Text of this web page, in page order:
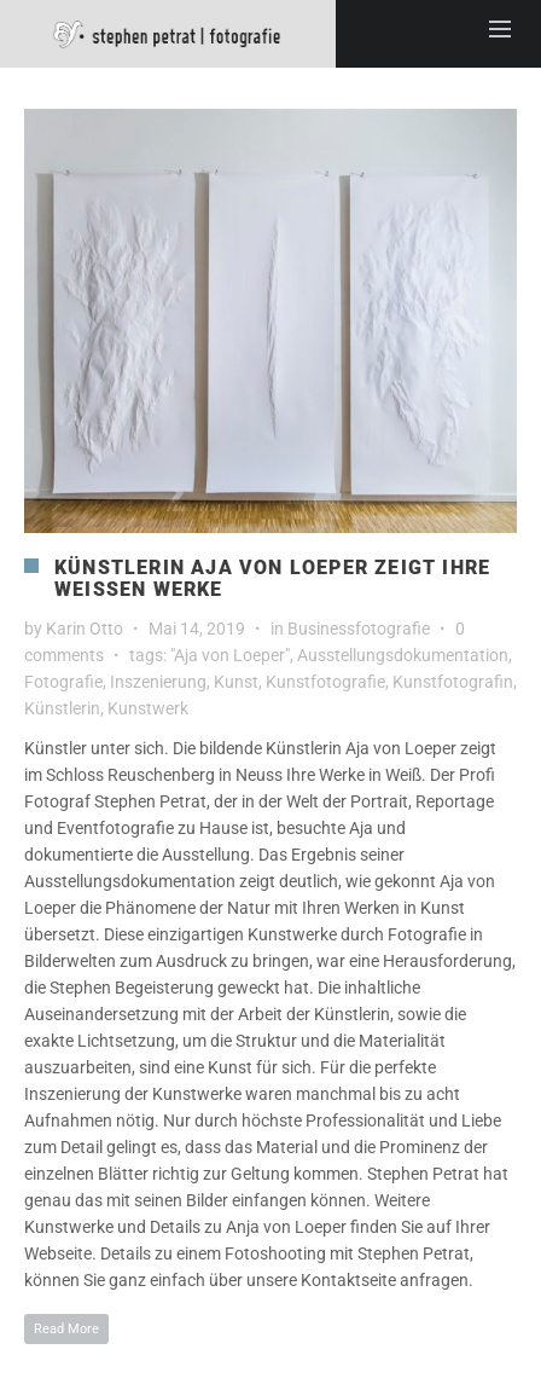
KÜNSTLERIN AJA VON LOEPER ZEIGT IHRE
WEISSEN WERKE
by Karin Otto Mai 14, 2019 in Businessfotografie
0
comments
tags: "Aja von Loeper", Ausstellungsdokumentation,
Fotografie, Inszenierung, Kunst, Kunstfotografie, Kunstfotografin,
Künstlerin, Kunstwerk
Künstler unter sich. Die bildende Künstlerin Aja von Loeper zeigt
im Schloss Reuschenberg in Neuss Ihre Werke in Weiß. Der Profi
Fotograf Stephen Petrat, der in der Welt der Portrait, Reportage
und Eventfotografie zu Hause ist, besuchte Aja und
dokumentierte die Ausstellung. Das Ergebnis seiner
Ausstellungsdokumentation zeigt deutlich, wie gekonnt Aja von
Loeper die Phänomene der Natur mit Ihren Werken in Kunst
übersetzt. Diese einzigartigen Kunstwerke durch Fotografie in
Bilderwelten zum Ausdruck zu bringen, war eine Herausforderung,
die Stephen Begeisterung geweckt hat. Die inhaltliche
Auseinandersetzung mit der Arbeit der Künstlerin, sowie die
exakte Lichtsetzung, um die Struktur und die Materialität
auszuarbeiten, sind eine Kunst für sich. Für die perfekte
Inszenierung der Kunstwerke waren manchmal bis zu acht
Aufnahmen nötig. Nur durch höchste Professionalität und Liebe
zum Detail gelingt es, dass das Material und die Prominenz der
einzelnen Blätter richtig zur Geltung kommen. Stephen Petrat hat
genau das mit seinen Bilder einfangen können. Weitere
Kunstwerke und Details zu Anja von Loeper finden Sie auf Ihrer
Webseite. Details zu einem Fotoshooting mit Stephen Petrat,
können Sie ganz einfach über unsere Kontaktseite anfragen.
Read More